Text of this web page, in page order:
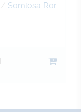
/ Sömlösa Rör